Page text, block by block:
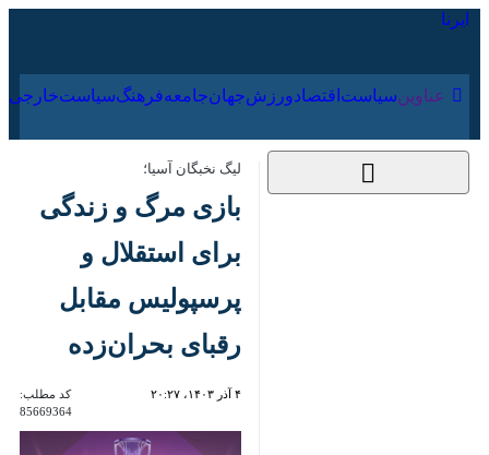
عناوین‌ سیاست اقتصاد ورزش جهان جامعه فرهنگ
لیگ نخبگان آسیا؛
بازی مرگ و زندگی برای
استقلال و پرسپولیس
مقابل رقبای بحران‌زده
85669364